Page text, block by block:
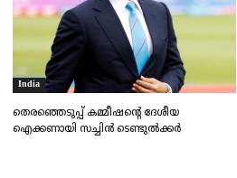
India
തെരഞ്ഞെടുപ്പ് കമ്മീഷന്റെ ദേശീയ
ഐക്കണായി സച്ചിൻ ടെ​ണ്ടു​ൽ​ക്കർ